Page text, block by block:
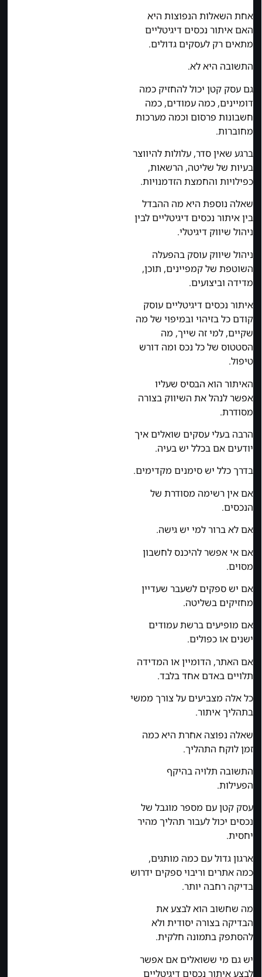
אחת השאלות הנפוצות היא
האם איתור נכסים דיגיטליים
מתאים רק לעסקים גדולים.
התשובה היא לא.
גם עסק קטן יכול להחזיק כמה
דומיינים, כמה עמודים, כמה
חשבונות פרסום וכמה מערכות
מחוברות.
ברגע שאין סדר, עלולות להיווצר
בעיות של שליטה, הרשאות,
כפילויות והחמצת הזדמנויות.
שאלה נוספת היא מה ההבדל
בין איתור נכסים דיגיטליים לבין
ניהול שיווק דיגיטלי.
ניהול שיווק עוסק בהפעלה
השוטפת של קמפיינים, תוכן,
מדידה וביצועים.
איתור נכסים דיגיטליים עוסק
קודם כל בזיהוי ובמיפוי של מה
שקיים, למי זה שייך, מה
הסטטוס של כל נכס ומה דורש
טיפול.
האיתור הוא הבסיס שעליו
אפשר לנהל את השיווק בצורה
מסודרת.
הרבה בעלי עסקים שואלים איך
יודעים אם בכלל יש בעיה.
בדרך כלל יש סימנים מקדימים.
אם אין רשימה מסודרת של
הנכסים.
אם לא ברור למי יש גישה.
אם אי אפשר להיכנס לחשבון
מסוים.
אם יש ספקים לשעבר שעדיין
מחזיקים בשליטה.
אם מופיעים ברשת עמודים
ישנים או כפולים.
אם האתר, הדומיין או המדידה
תלויים באדם אחד בלבד.
כל אלה מצביעים על צורך ממשי
בתהליך איתור.
שאלה נפוצה אחרת היא כמה
זמן לוקח התהליך.
התשובה תלויה בהיקף
הפעילות.
עסק קטן עם מספר מוגבל של
נכסים יכול לעבור תהליך מהיר
יחסית.
ארגון גדול עם כמה מותגים,
כמה אתרים וריבוי ספקים ידרוש
בדיקה רחבה יותר.
מה שחשוב הוא לבצע את
הבדיקה בצורה יסודית ולא
להסתפק בתמונה חלקית.
יש גם מי ששואלים אם אפשר
לבצע איתור נכסים דיגיטליים